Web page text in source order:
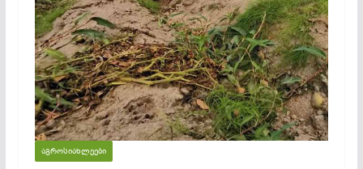
ᲐᲒᲠᲝᲡᲘᲐᲮᲚᲔᲔᲑᲘ